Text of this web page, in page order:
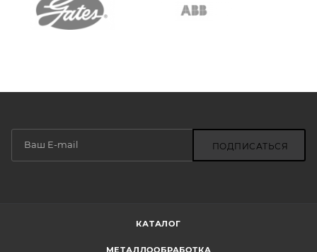
ПОДПИСАТЬСЯ
КАТАЛОГ
МЕТАЛЛООБРАБОТКА